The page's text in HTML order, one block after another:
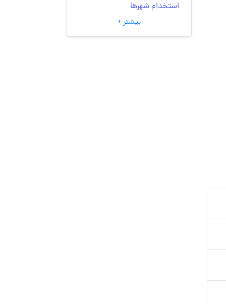
استخدام شهرها
انتخاب مسیر شغلی
به‌روزرسانی‌های سایت
بیشتر +